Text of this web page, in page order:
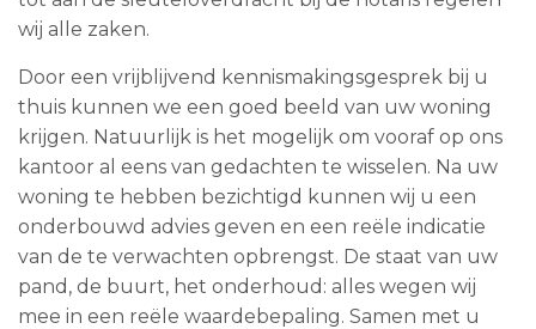
wij alle zaken.
Door een vrijblijvend kennismakingsgesprek bij u
thuis kunnen we een goed beeld van uw woning
krijgen. Natuurlijk is het mogelijk om vooraf op ons
kantoor al eens van gedachten te wisselen. Na uw
woning te hebben bezichtigd kunnen wij u een
onderbouwd advies geven en een reële indicatie
van de te verwachten opbrengst. De staat van uw
pand, de buurt, het onderhoud: alles wegen wij
mee in een reële waardebepaling. Samen met u